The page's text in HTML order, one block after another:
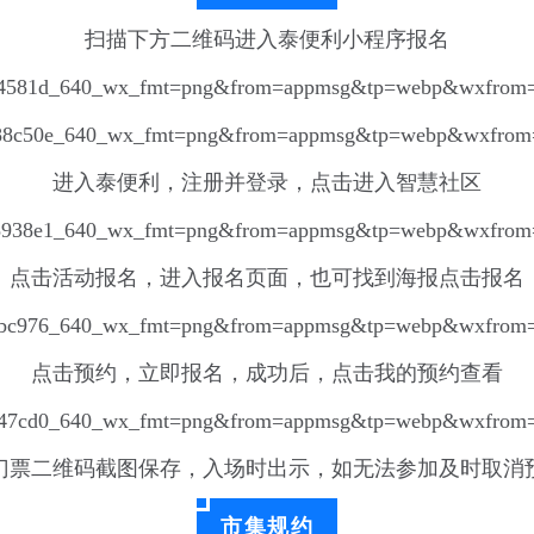
扫描下方二维码进入泰便利小程序报名
进入泰便利，注册并登录，点击进入智慧社区
点击活动报名，进入报名页面，也可找到海报点击报名
点击预约，立即报名，成功后，点击我的预约查看
票二维码截图保存，入场时出示，如无法参加及时取消
市集规约